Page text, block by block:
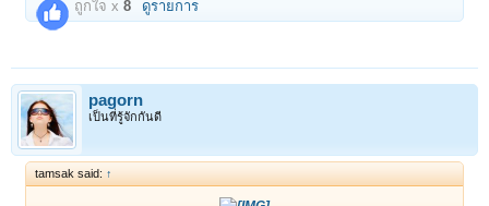
ถูกใจ x8 ดูรายการ
pagorn
เป็นที่รู้จักกันดี
tamsak said: ↑